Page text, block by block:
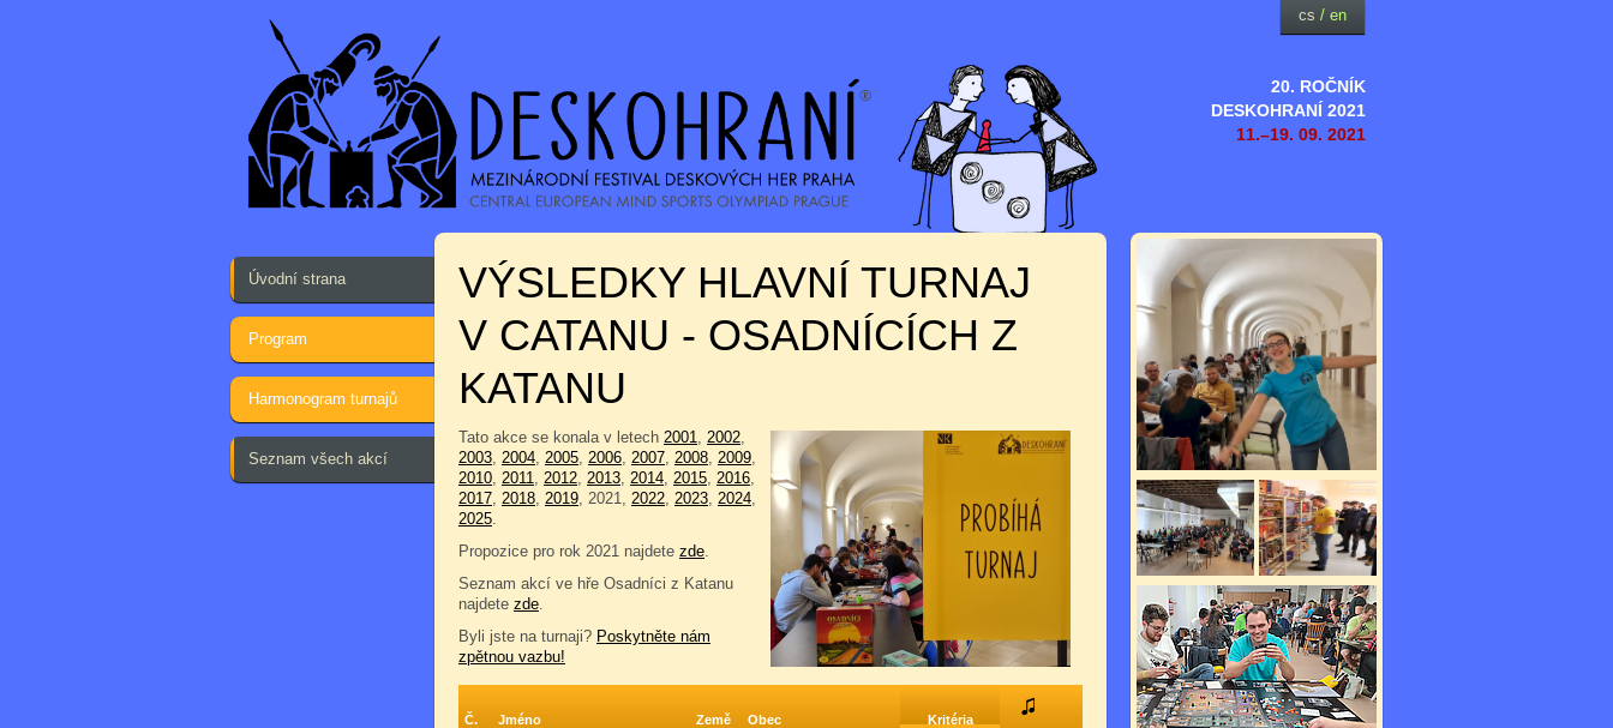
20. ROČNÍK
DESKOHRANÍ 2021
11.–19. 09. 2021
cs / en
Úvodní strana
Program
Harmonogram turnajů
Seznam všech akcí
VÝSLEDKY HLAVNÍ TURNAJ
V CATANU - OSADNÍCÍCH Z
KATANU
Tato akce se konala v letech 2001, 2002,
2003, 2004, 2005, 2006, 2007, 2008, 2009,
2010, 2011, 2012, 2013, 2014, 2015, 2016,
2017, 2018, 2019, 2021, 2022, 2023, 2024,
2025.
Propozice pro rok 2021 najdete zde.
Seznam akcí ve hře Osadníci z Katanu
najdete zde.
Byli jste na turnaji? Poskytněte nám
zpětnou vazbu!
Č. Jméno Země Obec
Kritéria